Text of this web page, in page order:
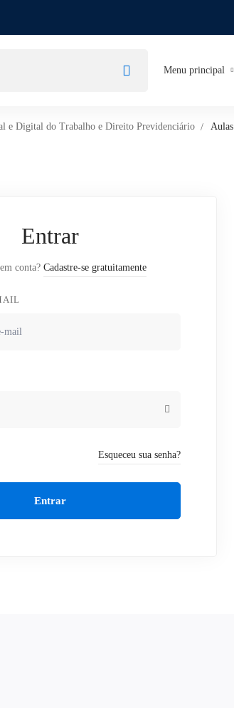
Menu principal
e Digital do Trabalho e Direito Previdenciário
Aulas
Entrar
conta? Cadastre-se gratuitamente
Esqueceu sua senha?
Entrar